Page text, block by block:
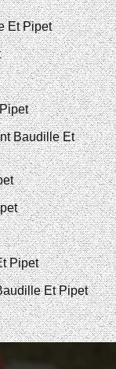
Et Pipet
Baudille Et
Pipet
Et Pipet